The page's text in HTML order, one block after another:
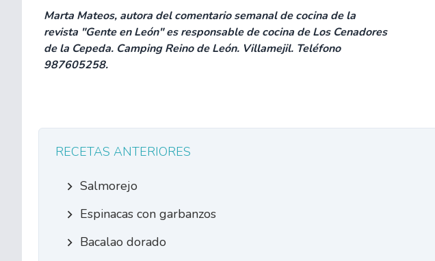
Marta Mateos, autora del comentario semanal de cocina de la
revista "Gente en León" es responsable de cocina de Los Cenadores
de la Cepeda. Camping Reino de León. Villamejil. Teléfono
987605258.
RECETAS ANTERIORES
Salmorejo
Espinacas con garbanzos
Bacalao dorado